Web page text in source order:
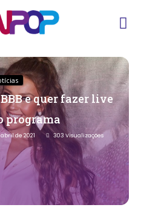
e quer fazer live
programa
abril de 2021 303 Visualizações